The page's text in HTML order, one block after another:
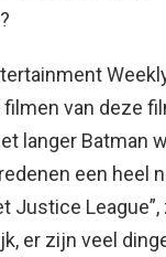
van deze
langer Batman
een heel
Justice League”,
er zijn veel